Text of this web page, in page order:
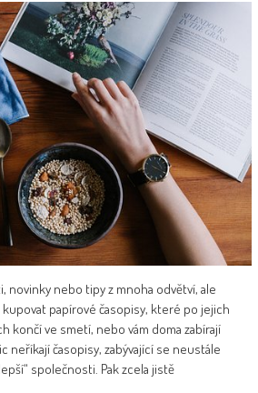
novinky nebo tipy z mnoha odvětví, ale
papírové časopisy, které po jejich
končí ve smetí, nebo vám doma zabírají
neříkají časopisy, zabývající se neustále
společnosti. Pak zcela jistě